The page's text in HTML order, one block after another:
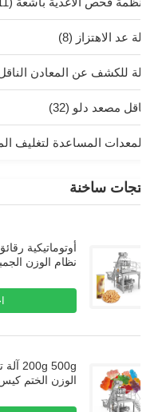
عد الاهتزاز(8)
للكشف عن المعادن الناقل(11)
مصعد دلو(32)
المساعدة لتغليف المواد
ساخنة
أوتوماتيكية رقائق
نظام الوزن الجمبرى
حبيبات حزمة آلة
الوزن الختم كيس